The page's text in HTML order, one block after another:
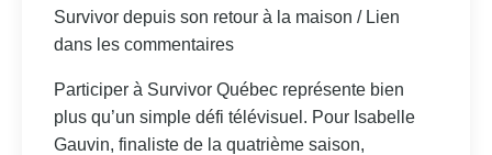
Survivor depuis son retour à la maison / Lien
dans les commentaires
Participer à Survivor Québec représente bien
plus qu’un simple défi télévisuel. Pour Isabelle
Gauvin, finaliste de la quatrième saison,